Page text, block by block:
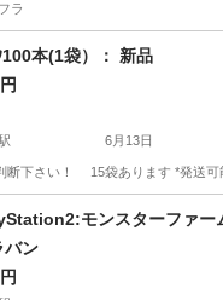
ラ
100本(1袋）： 新品
6月13日
下さい！ 15袋あります *発送可
クレ
モンスターファー
バン